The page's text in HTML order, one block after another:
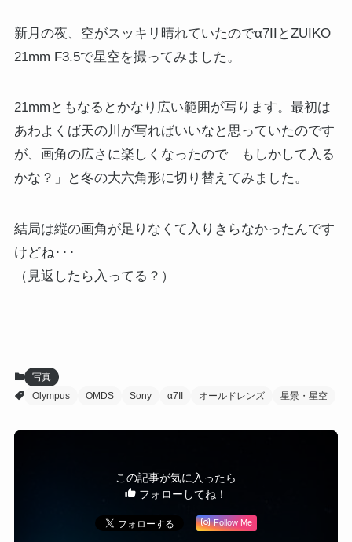
新月の夜、空がスッキリ晴れていたのでα7IIとZUIKO
21mm F3.5で星空を撮ってみました。
21mmともなるとかなり広い範囲が写ります。最初は
あわよくば天の川が写ればいいなと思っていたのです
が、画角の広さに楽しくなったので「もしかして入る
かな？」と冬の大六角形に切り替えてみました。
結局は縦の画角が足りなくて入りきらなかったんです
けどね･･･
（見返したら入ってる？）
写真
Olympus
OMDS Sony α7II オールドレンズ 星景・星空
この記事が気に入ったら
フォローしてね！
Follow Me